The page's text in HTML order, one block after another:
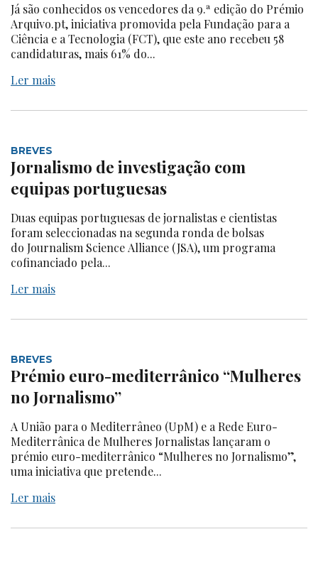
Já são conhecidos os vencedores da 9.ª edição do Prémio
Arquivo.pt, iniciativa promovida pela Fundação para a
Ciência e a Tecnologia (FCT), que este ano recebeu 58
candidaturas, mais 61% do...
Ler mais
BREVES
Jornalismo de investigação com
equipas portuguesas
Duas equipas portuguesas de jornalistas e cientistas
foram seleccionadas na segunda ronda de bolsas
do Journalism Science Alliance (JSA), um programa
cofinanciado pela...
Ler mais
BREVES
Prémio euro-mediterrânico “Mulheres
no Jornalismo”
A União para o Mediterrâneo (UpM) e a Rede Euro-
Mediterrânica de Mulheres Jornalistas lançaram o
prémio euro-mediterrânico “Mulheres no Jornalismo”,
uma iniciativa que pretende...
Ler mais